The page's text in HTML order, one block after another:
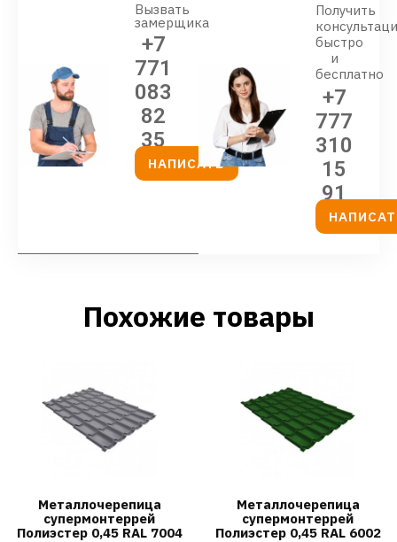
Вызвать
замерщика
+7
771
083
82
35
НАПИСАТЬ
Получить
быстро
и
бесплатно
+7
777
310
15
91
Похожие товары
Металлочерепица
супермонтеррей
Полиэстер 0,45 RAL 7004
Металлочерепица
супермонтеррей
Полиэстер 0,45 RAL 6002